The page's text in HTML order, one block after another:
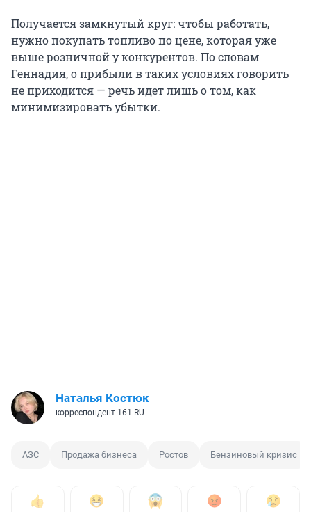
Получается замкнутый круг: чтобы работать,
нужно покупать топливо по цене, которая уже
выше розничной у конкурентов. По словам
Геннадия, о прибыли в таких условиях говорить
не приходится — речь идет лишь о том, как
минимизировать убытки.
Наталья Костюк
корреспондент 161.RU
АЗС Продажа бизнеса Ростов Бензиновый кризис